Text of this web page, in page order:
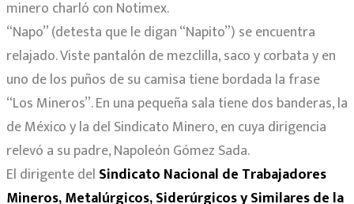
minero charló con Notimex.
“Napo” (detesta que le digan “Napito”) se encuentra
relajado. Viste pantalón de mezclilla, saco y corbata y en
uno de los puños de su camisa tiene bordada la frase
“Los Mineros”. En una pequeña sala tiene dos banderas, la
de México y la del Sindicato Minero, en cuya dirigencia
relevó a su padre, Napoleón Gómez Sada.
El dirigente del Sindicato Nacional de Trabajadores
Mineros, Metalúrgicos, Siderúrgicos y Similares de la